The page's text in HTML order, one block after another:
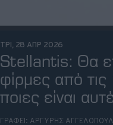
ΤΡΙ, 28 ΑΠΡ 2026
Stellantis: Θα
φίρμες από
ποιες είναι
ΓΡΑΦΕΙ: ΑΡΓΥΡΗΣ